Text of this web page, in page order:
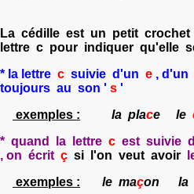
La cédille est un petit
lettre c pour indiquer qu'elle
* la lettre c suivie d'un e , d'un
toujours au son ' s '
exemples :
la place le
* quand la lettre c est suivie
, on écrit ç si l'on veut avoir
exemples :
le maçon la